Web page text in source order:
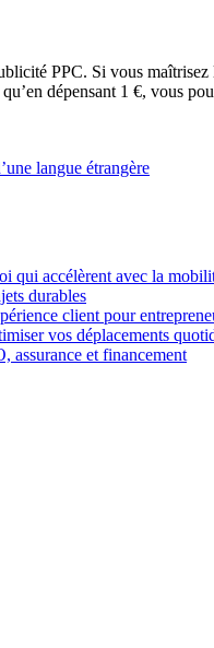
PPC. Si vous
dépensant 1 €, vous
langue étrangère
qui accélèrent avec la
durables
client pour
vos déplacements
assurance et financement